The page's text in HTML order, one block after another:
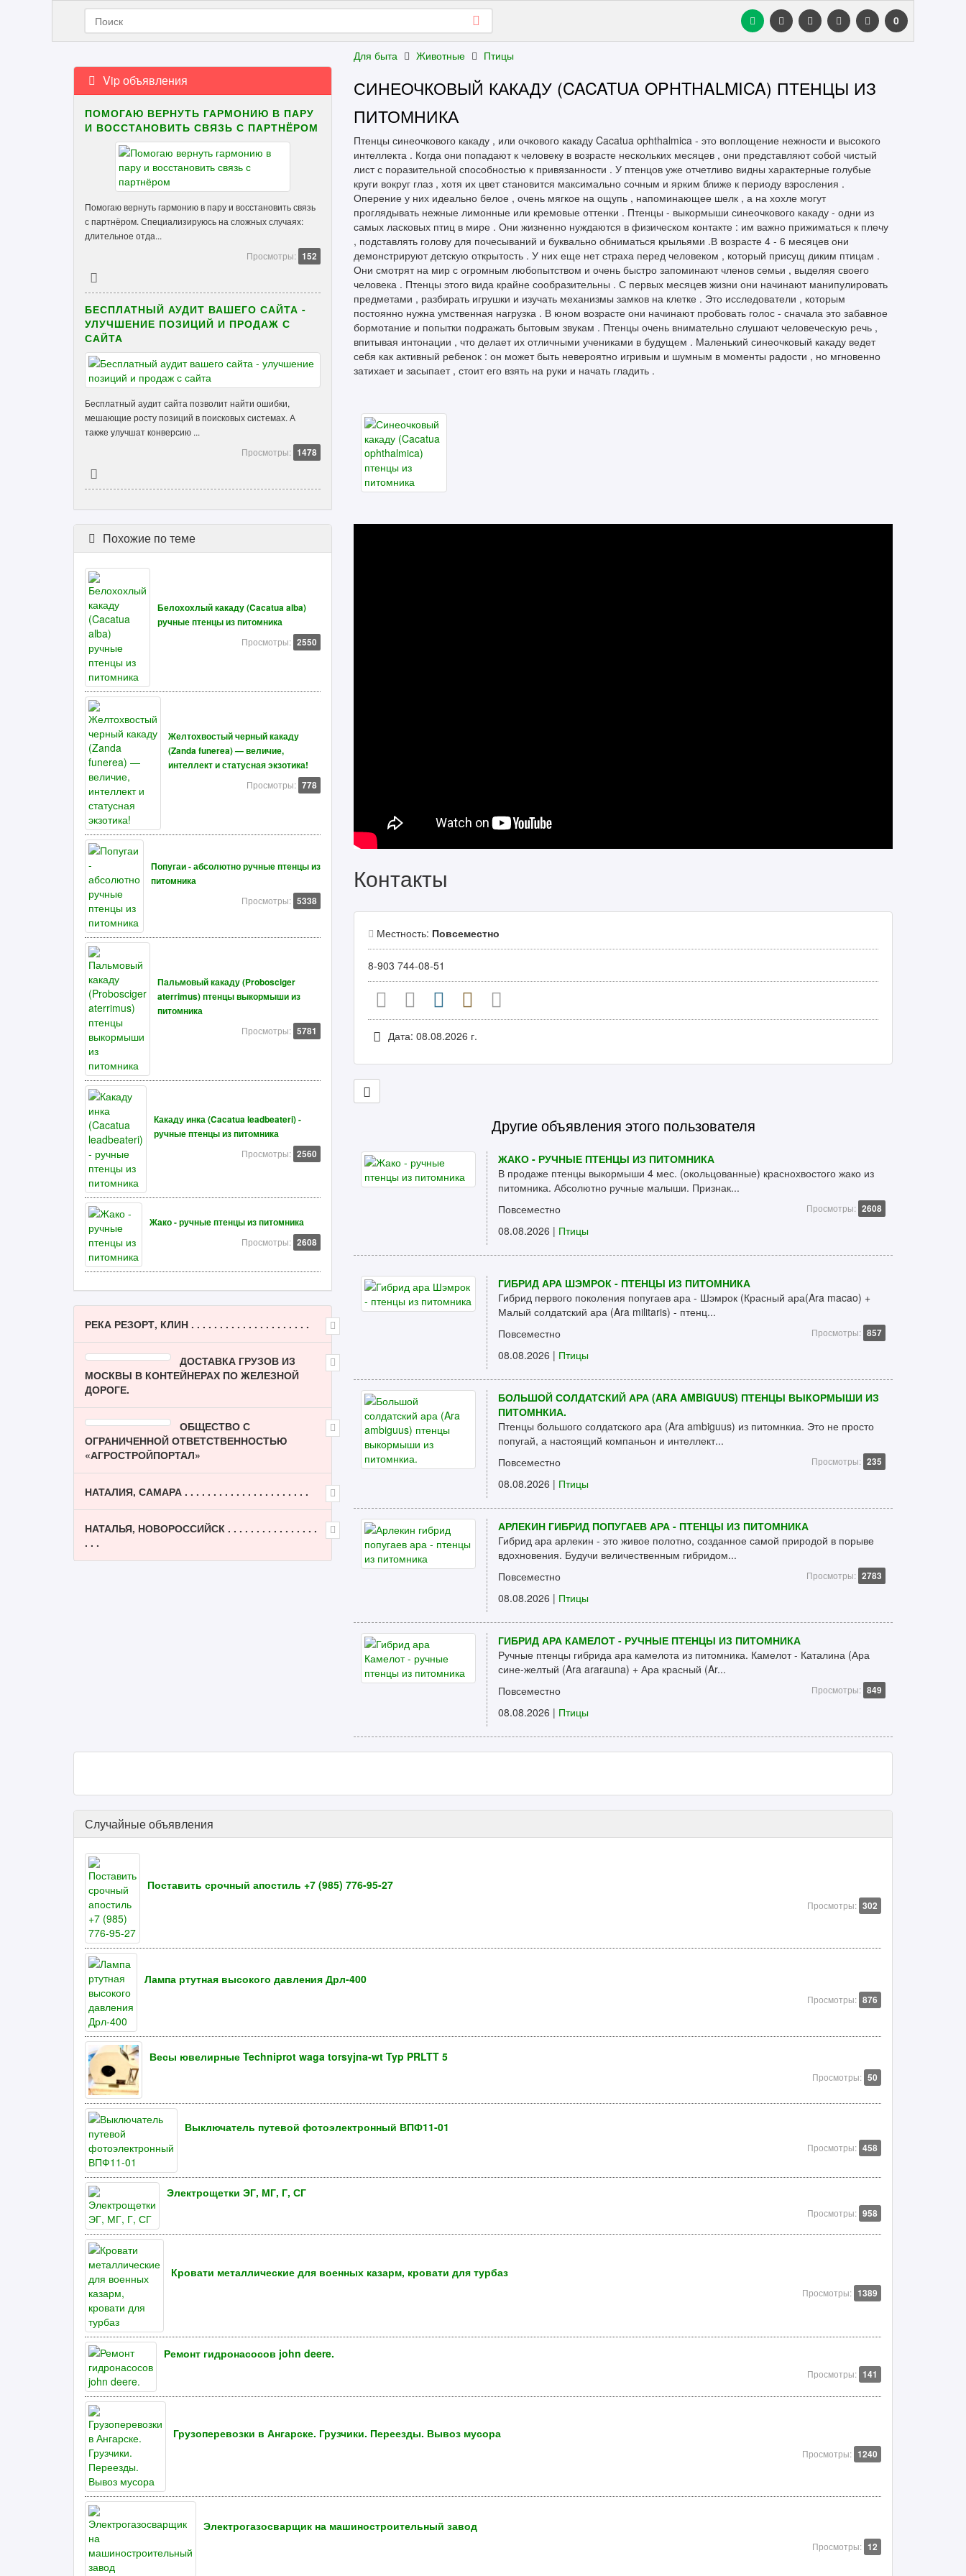
0
Для быта Животные Птицы
СИНЕОЧКОВЫЙ КАКАДУ (CACATUA OPHTHALMICA) ПТЕНЦЫ ИЗ
ПИТОМНИКА
Птенцы синеочкового какаду , или очкового какаду Cacatua ophthalmica - это воплощение нежности и высокого
интеллекта . Когда они попадают к человеку в возрасте нескольких месяцев , они представляют собой чистый
лист с поразительной способностью к привязанности . У птенцов уже отчетливо видны характерные голубые
круги вокруг глаз , хотя их цвет становится максимально сочным и ярким ближе к периоду взросления .
Оперение у них идеально белое , очень мягкое на ощупь , напоминающее шелк , а на хохле могут
проглядывать нежные лимонные или кремовые оттенки . Птенцы - выкормыши синеочкового какаду - одни из
самых ласковых птиц в мире . Они жизненно нуждаются в физическом контакте : им важно прижиматься к плечу
, подставлять голову для почесываний и буквально обниматься крыльями .В возрасте 4 - 6 месяцев они
демонстрируют детскую открытость . У них еще нет страха перед человеком , который присущ диким птицам .
Они смотрят на мир с огромным любопытством и очень быстро запоминают членов семьи , выделяя своего
человека . Птенцы этого вида крайне сообразительны . С первых месяцев жизни они начинают манипулировать
предметами , разбирать игрушки и изучать механизмы замков на клетке . Это исследователи , которым
постоянно нужна умственная нагрузка . В юном возрасте они начинают пробовать голос - сначала это забавное
бормотание и попытки подражать бытовым звукам . Птенцы очень внимательно слушают человеческую речь ,
впитывая интонации , что делает их отличными учениками в будущем . Маленький синеочковый какаду ведет
себя как активный ребенок : он может быть невероятно игривым и шумным в моменты радости , но мгновенно
затихает и засыпает , стоит его взять на руки и начать гладить .
Контакты
Местность: Повсеместно
8-903 744-08-51
Дата: 08.08.2026 г.
Другие объявления этого пользователя
ЖАКО - РУЧНЫЕ ПТЕНЦЫ ИЗ ПИТОМНИКА
В продаже птенцы выкормыши 4 мес. (окольцованные) краснохвостого жако из
питомника. Абсолютно ручные малыши. Признак...
Повсеместно
Просмотры: 2608
08.08.2026 | Птицы
ГИБРИД АРА ШЭМРОК - ПТЕНЦЫ ИЗ ПИТОМНИКА
Гибрид первого поколения попугаев ара - Шэмрок (Красный ара(Ara macao) +
Малый солдатский ара (Ara militaris) - птенц...
Повсеместно
Просмотры: 857
08.08.2026 | Птицы
БОЛЬШОЙ СОЛДАТСКИЙ АРА (ARA AMBIGUUS) ПТЕНЦЫ ВЫКОРМЫШИ ИЗ
ПИТОМНКИА.
Птенцы большого солдатского ара (Ara ambiguus) из питомнкиа. Это не просто
попугай, а настоящий компаньон и интеллект...
Повсеместно
Просмотры: 235
08.08.2026 | Птицы
АРЛЕКИН ГИБРИД ПОПУГАЕВ АРА - ПТЕНЦЫ ИЗ ПИТОМНИКА
Гибрид ара арлекин - это живое полотно, созданное самой природой в порыве
вдохновения. Будучи величественным гибридом...
Повсеместно
Просмотры: 2783
08.08.2026 | Птицы
ГИБРИД АРА КАМЕЛОТ - РУЧНЫЕ ПТЕНЦЫ ИЗ ПИТОМНИКА
Ручные птенцы гибрида ара камелота из питомника. Камелот - Каталина (Ара
сине-желтый (Ara ararauna) + Ара красный (Ar...
Повсеместно
Просмотры: 849
08.08.2026 | Птицы
Vip объявления
ПОМОГАЮ ВЕРНУТЬ ГАРМОНИЮ В ПАРУ
И ВОССТАНОВИТЬ СВЯЗЬ С ПАРТНЁРОМ
Помогаю вернуть гармонию в пару и восстановить связь
с партнёром. Специализируюсь на сложных случаях:
длительное отда...
Просмотры: 152
БЕСПЛАТНЫЙ АУДИТ ВАШЕГО САЙТА -
УЛУЧШЕНИЕ ПОЗИЦИЙ И ПРОДАЖ С
САЙТА
Бесплатный аудит сайта позволит найти ошибки,
мешающие росту позиций в поисковых системах. А
также улучшат конверсию ...
Просмотры: 1478
Похожие по теме
Белохохлый какаду (Cacatua alba)
ручные птенцы из питомника
Просмотры: 2550
Желтохвостый черный какаду
(Zanda funerea) — величие,
интеллект и статусная экзотика!
Просмотры: 778
Попугаи - абсолютно ручные птенцы из
питомника
Просмотры: 5338
Пальмовый какаду (Probosciger
aterrimus) птенцы выкормыши из
питомника
Просмотры: 5781
Какаду инка (Cacatua leadbeateri) -
ручные птенцы из питомника
Просмотры: 2560
Жако - ручные птенцы из питомника
Просмотры: 2608
РЕКА РЕЗОРТ, КЛИН . . . . . . . . . . . . . . . . . . . . .
ДОСТАВКА ГРУЗОВ ИЗ
МОСКВЫ В КОНТЕЙНЕРАХ ПО ЖЕЛЕЗНОЙ
ДОРОГЕ.
ОБЩЕСТВО С
ОГРАНИЧЕННОЙ ОТВЕТСТВЕННОСТЬЮ
«АГРОСТРОЙПОРТАЛ»
НАТАЛИЯ, САМАРА . . . . . . . . . . . . . . . . . . . . . .
НАТАЛЬЯ, НОВОРОССИЙСК . . . . . . . . . . . . . . . .
. . .
Случайные объявления
Поставить срочный апостиль +7 (985) 776-95-27
Просмотры: 302
Лампа ртутная высокого давления Дрл-400
Просмотры: 876
Весы ювелирные Techniprot waga torsyjna-wt Typ PRLTT 5
Просмотры: 50
Выключатель путевой фотоэлектронный ВПФ11-01
Просмотры: 458
Электрощетки ЭГ, МГ, Г, СГ
Просмотры: 958
Кровати металлические для военных казарм, кровати для турбаз
Просмотры: 1389
Ремонт гидронасосов john deere.
Просмотры: 141
Грузоперевозки в Ангарске. Грузчики. Переезды. Вывоз мусора
Просмотры: 1240
Электрогазосварщик на машиностроительный завод
Просмотры: 12